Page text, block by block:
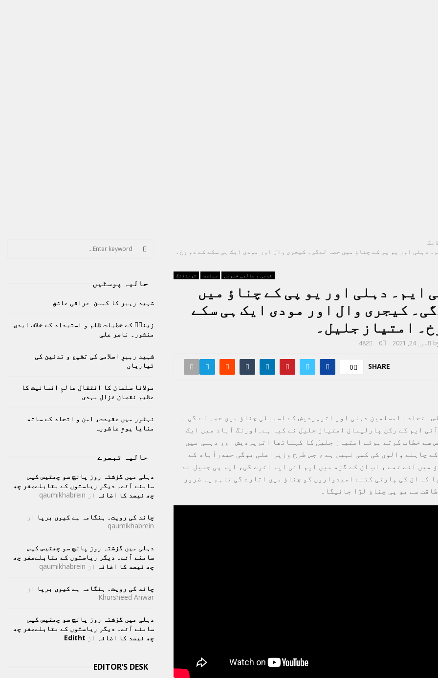
دہلی اور یو پی کے چناؤ میں حصہ لےگی۔ کیجری وال اور مودی ایک ہی سکے کے دو رخ۔
ٹرینڈنگ سیاست قومی و عالمی خبریں
ایم۔ دہلی اور یو پی کے چناؤ میں
کیجری وال اور مودی ایک ہی سکے
امتیاز جلیل۔
جون 24, 2021 0
482
SHARE
0
اتحاد المسلمین دہلی اور اترپردیش کے اسمبلی چناؤ میں حصہ لے گی ۔
آئی ایم کے رکن پارلیمان امتیاز جلیل نے کیا ہے۔اورنگ آباد میں ایک
سے خطاب کرتے ہوئے امتیاز جلیل کا کہناتھا اترپردیش اور دہلی میں
چاہنے والوں کی کمی نہیں ہے ، جس طرح وزیراعلی یوگی حیدرآباد کے
میں آئے تھے ، اب ان کے گڑھ میں ایم آئی ایم اترے گی، ایم پی جلیل نے
کہ ان کی پارٹی کتنے امیدواروں کو چناؤ میں اتارے گی تاہم یہ ضرور
سے یو پی چناؤ لڑا جائیگا۔
f
r
:
E
A
R
H
حالیہ پوسٹیں
شہید رہبر کا کمسن عراقی عاشق
زینبؑ کے خطبات ظلم و استبداد کے خلاف ابدی
منشور۔ ناصر علی
شہید رہبرِ اسلامی کی تشیع و تدفین کی
تیاریاں
مولانا سلمان کا انتقال عالمِ انسانیت کا
عظیم نقصان غزال مہدی
نہٹور میں عقیدت، امن و اتحاد کے ساتھ
منایا یومِ عاشورہ
حالیہ تبصرے
دہلی میں گزشتہ روز پانچ سو چھتیس کیس
سامنے آئے۔ دیگر ریاستوں کے مقابلےصفر چھ
چھ فیصد کا اضافہ از qaumikhabrein
چاند کی رویت۔ ہنگامہ ہے کیوں برپا از
qaumikhabrein
دہلی میں گزشتہ روز پانچ سو چھتیس کیس
سامنے آئے۔ دیگر ریاستوں کے مقابلےصفر چھ
چھ فیصد کا اضافہ از qaumikhabrein
چاند کی رویت۔ ہنگامہ ہے کیوں برپا از
Khursheed Anwar
دہلی میں گزشتہ روز پانچ سو چھتیس کیس
سامنے آئے۔ دیگر ریاستوں کے مقابلےصفر چھ
چھ فیصد کا اضافہ از Editht
EDITOR’S DESK